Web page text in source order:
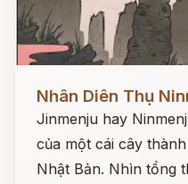
Nhân Diên Thụ
Jinmenju hay
của một cái cây
Nhật Bản. Nhìn tổng